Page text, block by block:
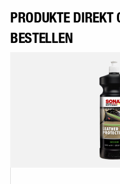
PRODUKTE DIREKT
BESTELLEN